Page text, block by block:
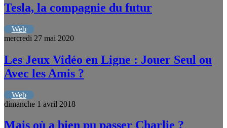
Tesla, la compagnie du futur
Web
mercredi 27 mai 2020
Les Jeux Vidéo en Ligne : Jouer Seul ou
Avec les Amis ?
Web
dimanche 1 avril 2018
Mais où a bien pu passer Charlie ?